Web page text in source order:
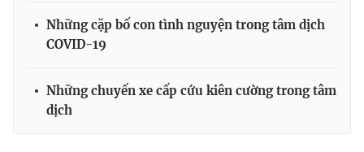
Email:toasoan@vtv.vn
Liên hệ quảng cáo:
Những cặp bố con tình nguyện trong tâm dịch
COVID-19
Những chuyến xe cấp cứu kiên cường trong tâm
dịch